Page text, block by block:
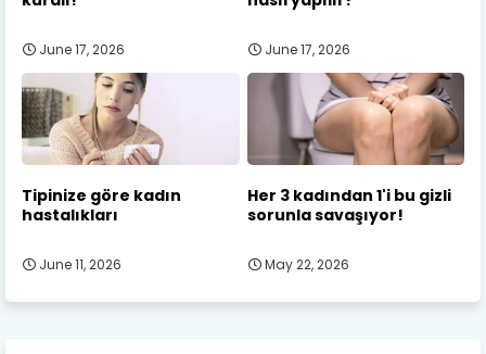
June 17, 2026 June 17, 2026
Tipinize göre kadın
hastalıkları
June 11, 2026
Her 3 kadından 1'i bu gizli
sorunla savaşıyor!
May 22, 2026